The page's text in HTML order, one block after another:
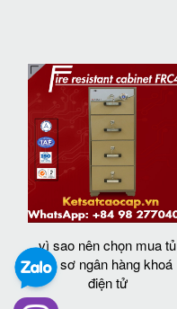
vì sao nên chọn mua tủ
hồ sơ ngân hàng khoá
điện tử